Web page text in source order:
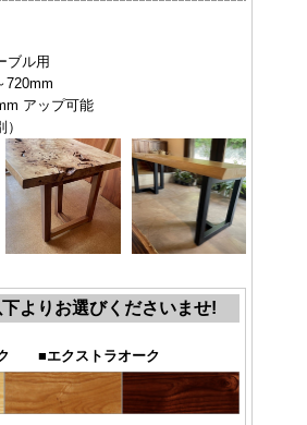
ブル用
720mm
アップ可能
よりお選びくださいませ!
■エクストラオーク